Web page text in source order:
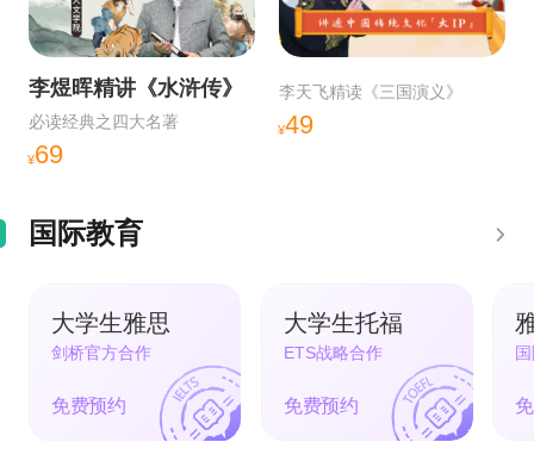
李煜晖精讲《水浒传》
必读经典之四大名著
¥69
李天飞精读《三国演义》
¥49
国际教育
大学生雅思
剑桥官方合作
免费预约
大学生托福
ETS战略合作
免费预约